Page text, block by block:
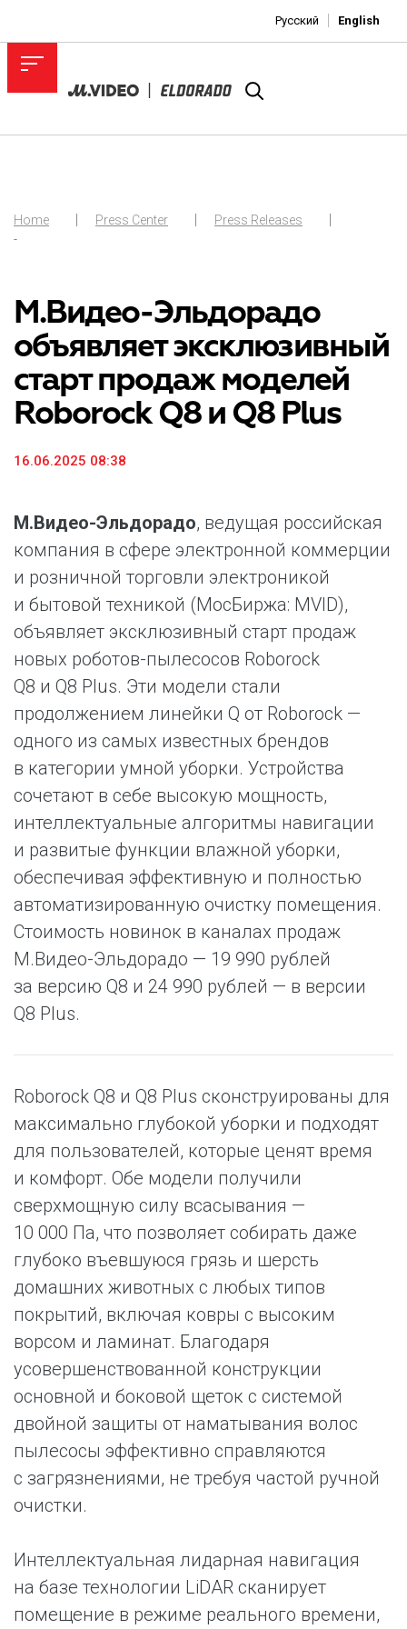
Русский English
Home Press Center
Press Releases
-
М.Видео-Эльдорадо
объявляет эксклюзивный
старт продаж моделей
Roborock Q8 и Q8 Plus
16.06.2025 08:38
М.Видео-Эльдорадо, ведущая российская
компания в сфере электронной коммерции
и розничной торговли электроникой
и бытовой техникой (МосБиржа: MVID),
объявляет эксклюзивный старт продаж
новых роботов-пылесосов Roborock
Q8 и Q8 Plus. Эти модели стали
продолжением линейки Q от Roborock —
одного из самых известных брендов
в категории умной уборки. Устройства
сочетают в себе высокую мощность,
интеллектуальные алгоритмы навигации
и развитые функции влажной уборки,
обеспечивая эффективную и полностью
автоматизированную очистку помещения.
Стоимость новинок в каналах продаж
М.Видео-Эльдорадо — 19 990 рублей
за версию Q8 и 24 990 рублей — в версии
Q8 Plus.
Roborock Q8 и Q8 Plus сконструированы для
максимально глубокой уборки и подходят
для пользователей, которые ценят время
и комфорт. Обе модели получили
сверхмощную силу всасывания —
10 000 Па, что позволяет собирать даже
глубоко въевшуюся грязь и шерсть
домашних животных с любых типов
покрытий, включая ковры с высоким
ворсом и ламинат. Благодаря
усовершенствованной конструкции
основной и боковой щеток с системой
двойной защиты от наматывания волос
пылесосы эффективно справляются
с загрязнениями, не требуя частой ручной
очистки.
Интеллектуальная лидарная навигация
на базе технологии LiDAR сканирует
помещение в режиме реального времени,